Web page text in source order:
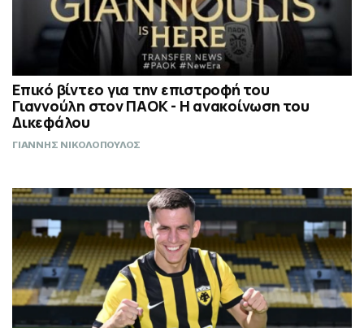
Επικό βίντεο για την επιστροφή του
Γιαννούλη στον ΠΑΟΚ - Η ανακοίνωση του
Δικεφάλου
ΓΙΑΝΝΗΣ ΝΙΚΟΛΟΠΟΥΛΟΣ